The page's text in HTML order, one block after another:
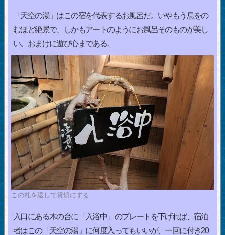
「天空の湯」はこの宿を代表するお風呂だ。いやもう息をの
むほど絶景で、しかもアートのようにお風呂そのものが美し
い。おまけに遊び心まである。
この札を返して貸切にする
入口にある木の台に「入浴中」のプレートを下げれば、宿泊
者はこの「天空の湯」に何度入ってもいいが、一回に付き20